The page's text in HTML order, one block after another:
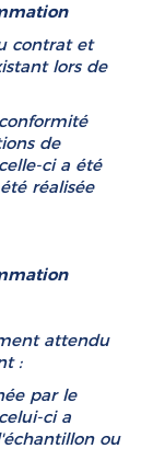
contrat et
lors de
de
ci a été
réalisée
attendu
:
par le
ci a
ou